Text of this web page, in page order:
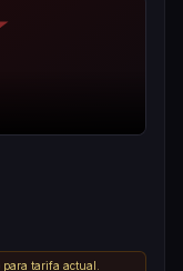
tarifa actual.